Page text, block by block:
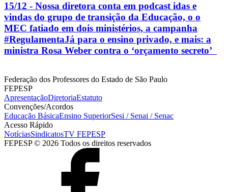
15/12 - Nossa diretora conta em podcast idas e
vindas do grupo de transição da Educação, o o
MEC fatiado em dois ministérios, a campanha
#RegulamentaJá para o ensino privado, e mais: a
ministra Rosa Weber contra o ‘orçamento secreto’
Federação dos Professores do Estado de São Paulo
FEPESP
ApresentaçãoDiretoriaEstatuto
Convenções/Acordos
Educação BásicaEnsino SuperiorSesi / Senai / Senac
Acesso Rápido
NotíciasSindicatosTV FEPESP
FEPESP © 2026 Todos os direitos reservados